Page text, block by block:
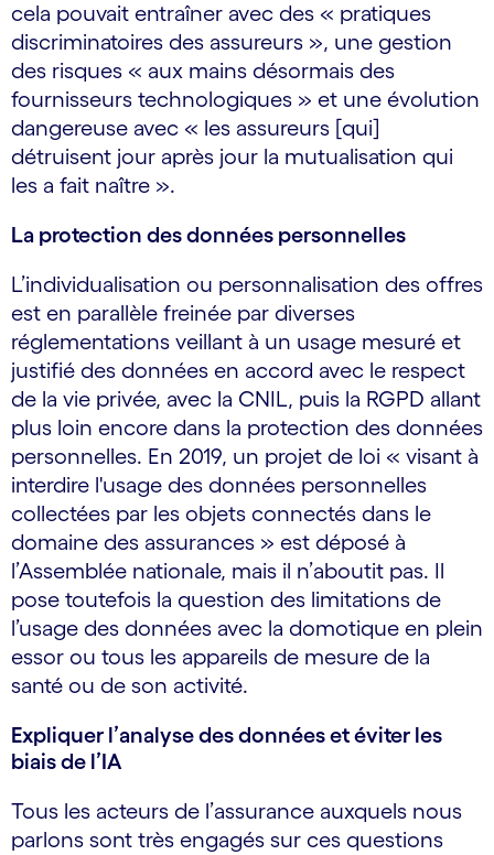
cela pouvait entraîner avec des « pratiques
discriminatoires des assureurs », une gestion
des risques « aux mains désormais des
fournisseurs technologiques » et une évolution
dangereuse avec « les assureurs [qui]
détruisent jour après jour la mutualisation qui
les a fait naître ».
La protection des données personnelles
L’individualisation ou personnalisation des offres
est en parallèle freinée par diverses
réglementations veillant à un usage mesuré et
justifié des données en accord avec le respect
de la vie privée, avec la CNIL, puis la RGPD allant
plus loin encore dans la protection des données
personnelles. En 2019, un projet de loi « visant à
interdire l'usage des données personnelles
collectées par les objets connectés dans le
domaine des assurances » est déposé à
l’Assemblée nationale, mais il n’aboutit pas. Il
pose toutefois la question des limitations de
l’usage des données avec la domotique en plein
essor ou tous les appareils de mesure de la
santé ou de son activité.
Expliquer l’analyse des données et éviter les
biais de l’IA
Tous les acteurs de l’assurance auxquels nous
parlons sont très engagés sur ces questions